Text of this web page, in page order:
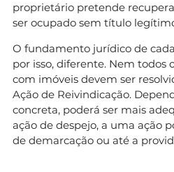
proprietário pretende
ser ocupado sem título
O fundamento jurídico de
por isso, diferente. Nem todos
com imóveis devem ser
Ação de Reivindicação.
concreta, poderá ser mais
ação de despejo, a uma ação
de demarcação ou até a